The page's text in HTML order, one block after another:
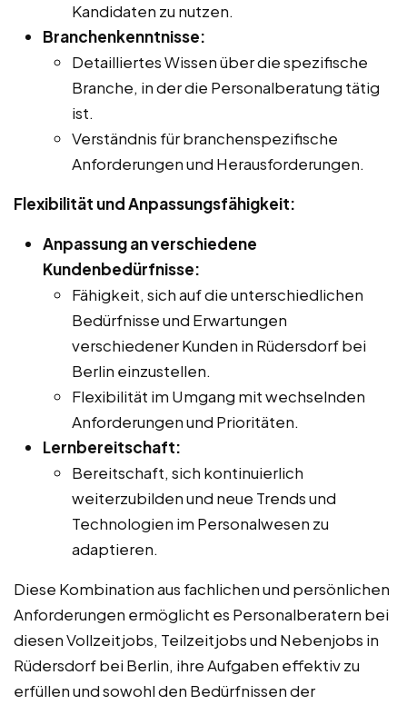
Kandidaten zu nutzen.
Branchenkenntnisse:
Detailliertes Wissen über die spezifische
Branche, in der die Personalberatung tätig
ist.
Verständnis für branchenspezifische
Anforderungen und Herausforderungen.
Flexibilität und Anpassungsfähigkeit:
Anpassung an verschiedene
Kundenbedürfnisse:
Fähigkeit, sich auf die unterschiedlichen
Bedürfnisse und Erwartungen
verschiedener Kunden in Rüdersdorf bei
Berlin einzustellen.
Flexibilität im Umgang mit wechselnden
Anforderungen und Prioritäten.
Lernbereitschaft:
Bereitschaft, sich kontinuierlich
weiterzubilden und neue Trends und
Technologien im Personalwesen zu
adaptieren.
Diese Kombination aus fachlichen und persönlichen
Anforderungen ermöglicht es Personalberatern bei
diesen Vollzeitjobs, Teilzeitjobs und Nebenjobs in
Rüdersdorf bei Berlin, ihre Aufgaben effektiv zu
erfüllen und sowohl den Bedürfnissen der